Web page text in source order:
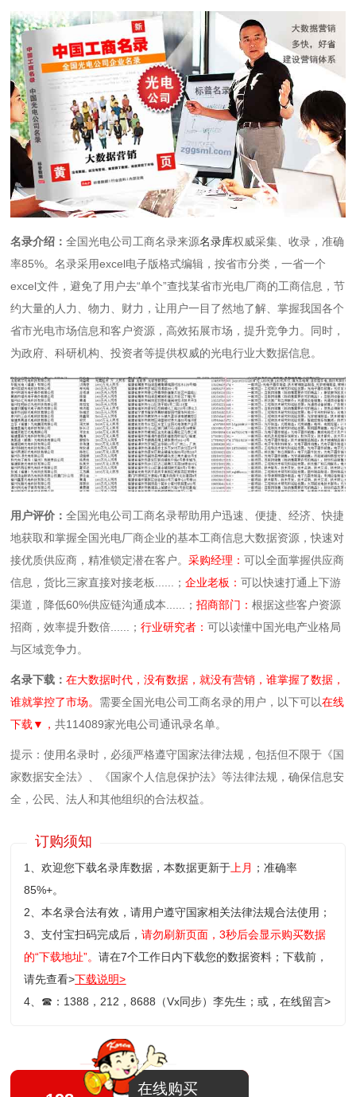
名录介绍：全国光电公司工商名录来源名录库权威采集、收录，准确
率85%。名录采用excel电子版格式编辑，按省市分类，一省一个
excel文件，避免了用户去“单个”查找某省市光电厂商的工商信息，节
约大量的人力、物力、财力，让用户一目了然地了解、掌握我国各个
省市光电市场信息和客户资源，高效拓展市场，提升竞争力。同时，
为政府、科研机构、投资者等提供权威的光电行业大数据信息。
用户评价：全国光电公司工商名录帮助用户迅速、便捷、经济、快捷
地获取和掌握全国光电厂商企业的基本工商信息大数据资源，快速对
接优质供应商，精准锁定潜在客户。采购经理：可以全面掌握供应商
信息，货比三家直接对接老板......；企业老板：可以快速打通上下游
渠道，降低60%供应链沟通成本......；招商部门：根据这些客户资源
招商，效率提升数倍......；行业研究者：可以读懂中国光电产业格局
与区域竞争力。
名录下载：在大数据时代，没有数据，就没有营销，谁掌握了数据，
谁就掌控了市场。 需要全国光电公司工商名录的用户，以下可以在线
下载▼，共114089家光电公司通讯录名单。
提示：使用名录时，必须严格遵守国家法律法规，包括但不限于《国
家数据安全法》、《国家个人信息保护法》等‌法律法规，确保信息安
全，公民、法人和其他组织的合法权益。
订购须知
1、欢迎您下载名录库数据，本数据更新于上月 ；准确率
85%+。
2、本名录合法有效，请用户遵守国家相关法律法规合法使用；
3、支付宝扫码完成后，请勿刷新页面，3秒后会显示购买数据
的“下载地址”。请在7个工作日内下载您的数据资料；下载前，
请先查看>下载说明>
4、 ☎ ：1388，212，8688（Vx同步）李先生；或，在线留言>
在线购买